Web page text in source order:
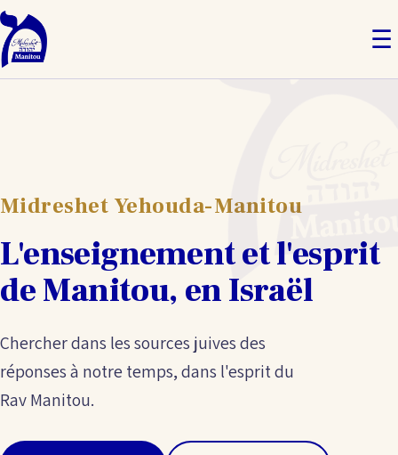
☰
Midreshet Yehouda-Manitou
L'enseignement et l'esprit
de Manitou, en Israël
Chercher dans les sources juives des
réponses à notre temps, dans l'esprit du
Rav Manitou.